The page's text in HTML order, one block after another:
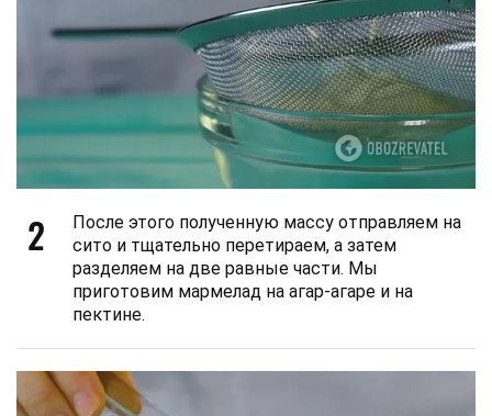
2
После этого полученную массу отправляем на
сито и тщательно перетираем, а затем
разделяем на две равные части. Мы
приготовим мармелад на агар-агаре и на
пектине.